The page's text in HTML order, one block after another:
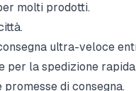
molti prodotti.
ultra-veloce
per la spedizione rapida.
di consegna.